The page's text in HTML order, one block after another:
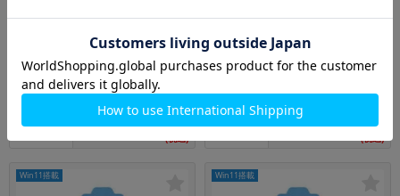
【Core i5(1.6GHz)/16GB/256GB SS
メーカー：TOSHIBA
付属品: ACアダプタ
在庫数：1
33,800円
(税込)
2BZ ブライトブラック【Core i7(1.8
e】
メーカー：FUJITSU
発売日：
36,800円
(税込)
Win11搭載 Win11搭載